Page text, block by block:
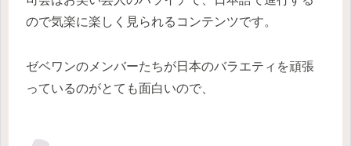
ので気楽に楽しく見られるコンテンツです。
ゼベワンのメンバーたちが日本のバラエティを頑張
っているのがとても面白いので、